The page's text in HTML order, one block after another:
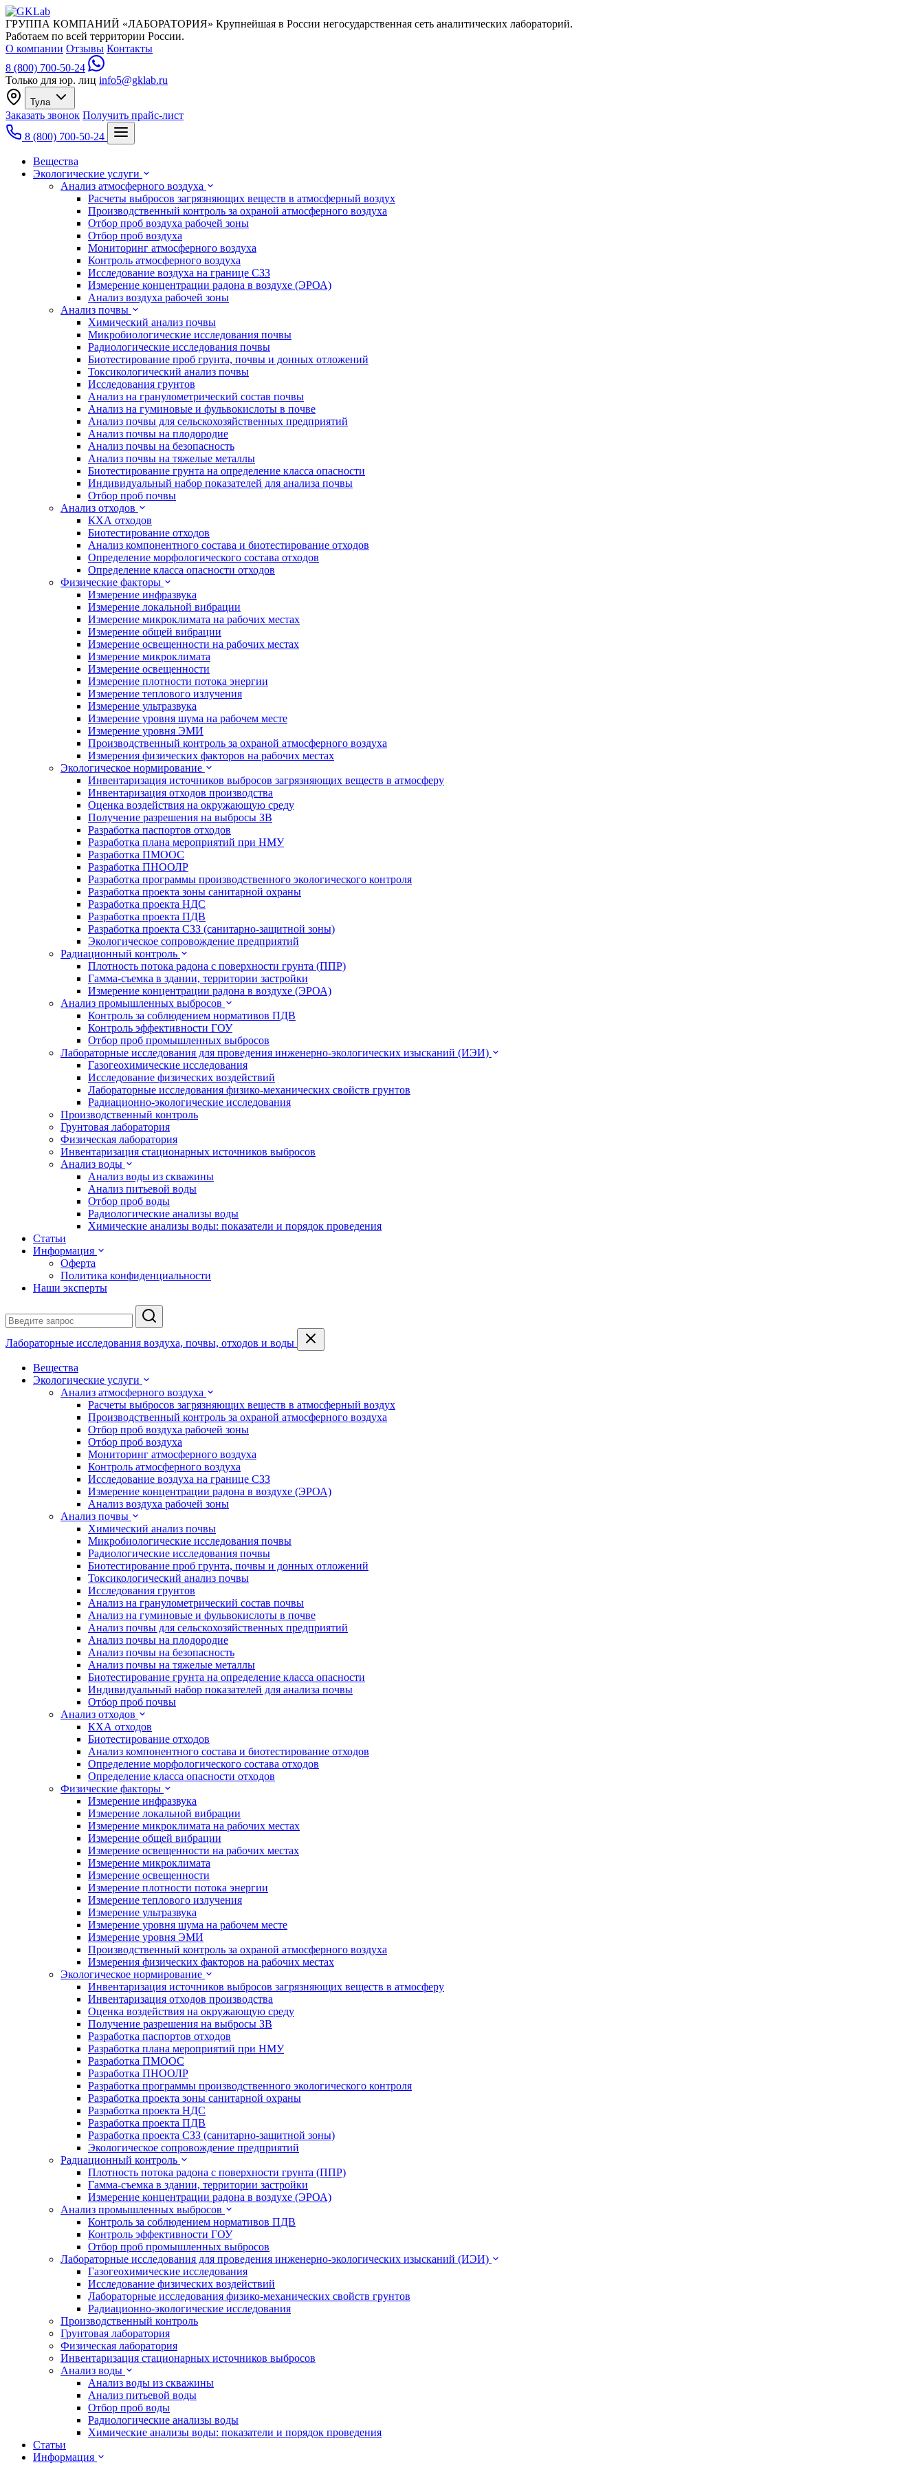
ГРУППА КОМПАНИЙ «ЛАБОРАТОРИЯ» Крупнейшая в России негосударственная сеть аналитических лабораторий.
Работаем по всей территории России.
О компании Отзывы Контакты
8 (800) 700-50-24
Только для юр. лиц info5@gklab.ru
Тула
Заказать звонок Получить прайс-лист
8 (800) 700-50-24
Вещества
Экологические услуги
Анализ атмосферного воздуха
Расчеты выбросов загрязняющих веществ в атмосферный воздух
Производственный контроль за охраной атмосферного воздуха
Отбор проб воздуха рабочей зоны
Отбор проб воздуха
Мониторинг атмосферного воздуха
Контроль атмосферного воздуха
Исследование воздуха на границе СЗЗ
Измерение концентрации радона в воздухе (ЭРОА)
Анализ воздуха рабочей зоны
Анализ почвы
Химический анализ почвы
Микробиологические исследования почвы
Радиологические исследования почвы
Биотестирование проб грунта, почвы и донных отложений
Токсикологический анализ почвы
Исследования грунтов
Анализ на гранулометрический состав почвы
Анализ на гуминовые и фульвокислоты в почве
Анализ почвы для сельскохозяйственных предприятий
Анализ почвы на плодородие
Анализ почвы на безопасность
Анализ почвы на тяжелые металлы
Биотестирование грунта на определение класса опасности
Индивидуальный набор показателей для анализа почвы
Отбор проб почвы
Анализ отходов
КХА отходов
Биотестирование отходов
Анализ компонентного состава и биотестирование отходов
Определение морфологического состава отходов
Определение класса опасности отходов
Физические факторы
Измерение инфразвука
Измерение локальной вибрации
Измерение микроклимата на рабочих местах
Измерение общей вибрации
Измерение освещенности на рабочих местах
Измерение микроклимата
Измерение освещенности
Измерение плотности потока энергии
Измерение теплового излучения
Измерение ультразвука
Измерение уровня шума на рабочем месте
Измерение уровня ЭМИ
Производственный контроль за охраной атмосферного воздуха
Измерения физических факторов на рабочих местах
Экологическое нормирование
Инвентаризация источников выбросов загрязняющих веществ в атмосферу
Инвентаризация отходов производства
Оценка воздействия на окружающую среду
Получение разрешения на выбросы ЗВ
Разработка паспортов отходов
Разработка плана мероприятий при НМУ
Разработка ПМООС
Разработка ПНООЛР
Разработка программы производственного экологического контроля
Разработка проекта зоны санитарной охраны
Разработка проекта НДС
Разработка проекта ПДВ
Разработка проекта СЗЗ (санитарно-защитной зоны)
Экологическое сопровождение предприятий
Радиационный контроль
Плотность потока радона с поверхности грунта (ППР)
Гамма-съемка в здании, территории застройки
Измерение концентрации радона в воздухе (ЭРОА)
Анализ промышленных выбросов
Контроль за соблюдением нормативов ПДВ
Контроль эффективности ГОУ
Отбор проб промышленных выбросов
Лабораторные исследования для проведения инженерно-экологических изысканий (ИЭИ)
Газогеохимические исследования
Исследование физических воздействий
Лабораторные исследования физико-механических свойств грунтов
Радиационно-экологические исследования
Производственный контроль
Грунтовая лаборатория
Физическая лаборатория
Инвентаризация стационарных источников выбросов
Анализ воды
Анализ воды из скважины
Анализ питьевой воды
Отбор проб воды
Радиологические анализы воды
Химические анализы воды: показатели и порядок проведения
Статьи
Информация
Оферта
Политика конфиденциальности
Наши эксперты
Лабораторные исследования воздуха, почвы, отходов и воды
Вещества
Экологические услуги
Анализ атмосферного воздуха
Расчеты выбросов загрязняющих веществ в атмосферный воздух
Производственный контроль за охраной атмосферного воздуха
Отбор проб воздуха рабочей зоны
Отбор проб воздуха
Мониторинг атмосферного воздуха
Контроль атмосферного воздуха
Исследование воздуха на границе СЗЗ
Измерение концентрации радона в воздухе (ЭРОА)
Анализ воздуха рабочей зоны
Анализ почвы
Химический анализ почвы
Микробиологические исследования почвы
Радиологические исследования почвы
Биотестирование проб грунта, почвы и донных отложений
Токсикологический анализ почвы
Исследования грунтов
Анализ на гранулометрический состав почвы
Анализ на гуминовые и фульвокислоты в почве
Анализ почвы для сельскохозяйственных предприятий
Анализ почвы на плодородие
Анализ почвы на безопасность
Анализ почвы на тяжелые металлы
Биотестирование грунта на определение класса опасности
Индивидуальный набор показателей для анализа почвы
Отбор проб почвы
Анализ отходов
КХА отходов
Биотестирование отходов
Анализ компонентного состава и биотестирование отходов
Определение морфологического состава отходов
Определение класса опасности отходов
Физические факторы
Измерение инфразвука
Измерение локальной вибрации
Измерение микроклимата на рабочих местах
Измерение общей вибрации
Измерение освещенности на рабочих местах
Измерение микроклимата
Измерение освещенности
Измерение плотности потока энергии
Измерение теплового излучения
Измерение ультразвука
Измерение уровня шума на рабочем месте
Измерение уровня ЭМИ
Производственный контроль за охраной атмосферного воздуха
Измерения физических факторов на рабочих местах
Экологическое нормирование
Инвентаризация источников выбросов загрязняющих веществ в атмосферу
Инвентаризация отходов производства
Оценка воздействия на окружающую среду
Получение разрешения на выбросы ЗВ
Разработка паспортов отходов
Разработка плана мероприятий при НМУ
Разработка ПМООС
Разработка ПНООЛР
Разработка программы производственного экологического контроля
Разработка проекта зоны санитарной охраны
Разработка проекта НДС
Разработка проекта ПДВ
Разработка проекта СЗЗ (санитарно-защитной зоны)
Экологическое сопровождение предприятий
Радиационный контроль
Плотность потока радона с поверхности грунта (ППР)
Гамма-съемка в здании, территории застройки
Измерение концентрации радона в воздухе (ЭРОА)
Анализ промышленных выбросов
Контроль за соблюдением нормативов ПДВ
Контроль эффективности ГОУ
Отбор проб промышленных выбросов
Лабораторные исследования для проведения инженерно-экологических изысканий (ИЭИ)
Газогеохимические исследования
Исследование физических воздействий
Лабораторные исследования физико-механических свойств грунтов
Радиационно-экологические исследования
Производственный контроль
Грунтовая лаборатория
Физическая лаборатория
Инвентаризация стационарных источников выбросов
Анализ воды
Анализ воды из скважины
Анализ питьевой воды
Отбор проб воды
Радиологические анализы воды
Химические анализы воды: показатели и порядок проведения
Статьи
Информация